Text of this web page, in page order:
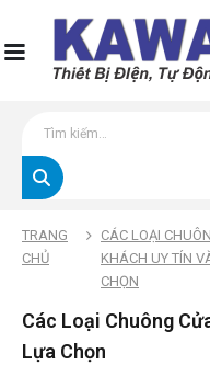
TRANG
CHỦ
CÁC LOẠI
KHÁCH UY TÍN
CHỌN
Các Loại Chuông
Lựa Chọn